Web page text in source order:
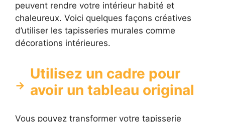
peuvent rendre votre intérieur habité et
chaleureux. Voici quelques façons créatives
d’utiliser les tapisseries murales comme
décorations intérieures.
Utilisez un cadre pour
avoir un tableau original
Vous pouvez transformer votre tapisserie